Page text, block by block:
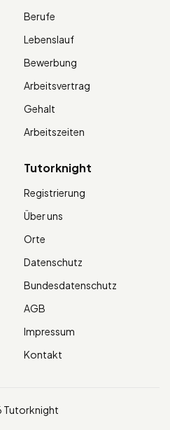
Berufe
Lebenslauf
Bewerbung
Arbeitsvertrag
Gehalt
Arbeitszeiten
Tutorknight
Registrierung
Über uns
Orte
Datenschutz
Bundesdatenschutz
AGB
Impressum
Kontakt